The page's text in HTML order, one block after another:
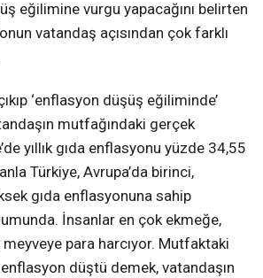
eğilimine vurgu yapacağını belirten
vatandaş açısından çok farklı
‘enflasyon düşüş eğiliminde’
mutfağındaki gerçek
yıllık gıda enflasyonu yüzde 34,55
Türkiye, Avrupa’da birinci,
gıda enflasyonuna sahip
İnsanlar en çok ekmeğe,
para harcıyor. Mutfaktaki
düştü demek, vatandaşın